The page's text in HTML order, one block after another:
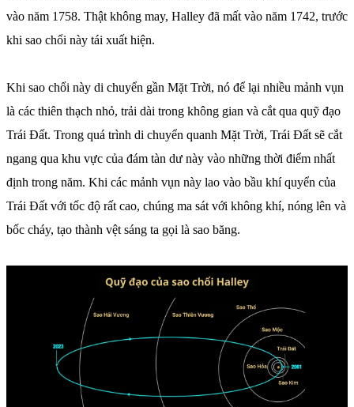
vào năm 1758. Thật không may, Halley đã mất vào năm 1742, trước
khi sao chổi này tái xuất hiện.
Khi sao chổi này di chuyển gần Mặt Trời, nó để lại nhiều mảnh vụn
là các thiên thạch nhỏ, trải dài trong không gian và cắt qua quỹ đạo
Trái Đất. Trong quá trình di chuyển quanh Mặt Trời, Trái Đất sẽ cắt
ngang qua khu vực của đám tàn dư này vào những thời điểm nhất
định trong năm. Khi các mảnh vụn này lao vào bầu khí quyển của
Trái Đất với tốc độ rất cao, chúng ma sát với không khí, nóng lên và
bốc cháy, tạo thành vệt sáng ta gọi là sao băng.